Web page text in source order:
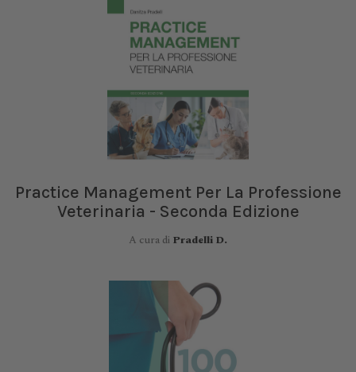
Practice Management Per La Professione
Veterinaria - Seconda Edizione
A cura di Pradelli D.